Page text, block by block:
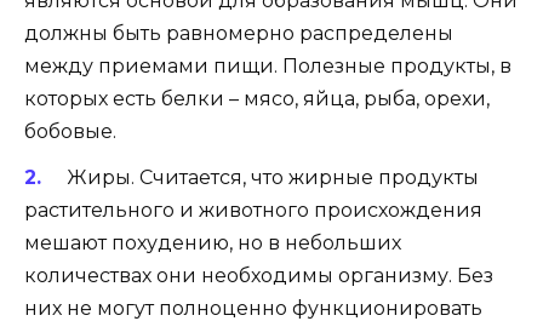
должны быть равномерно распределены
между приемами пищи. Полезные продукты, в
которых есть белки – мясо, яйца, рыба, орехи,
бобовые.
Жиры. Считается, что жирные продукты
растительного и животного происхождения
мешают похудению, но в небольших
количествах они необходимы организму. Без
них не могут полноценно функционировать